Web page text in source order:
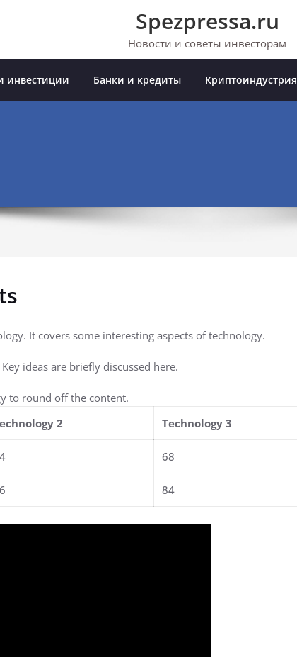
Spezpressa.ru
Новости и советы инвесторам
инвестиции Банки и кредиты Криптоиндустрия
It covers some interesting aspects of technology.
ideas are briefly discussed here.
to round off the content.
2 Technology 3
68
84